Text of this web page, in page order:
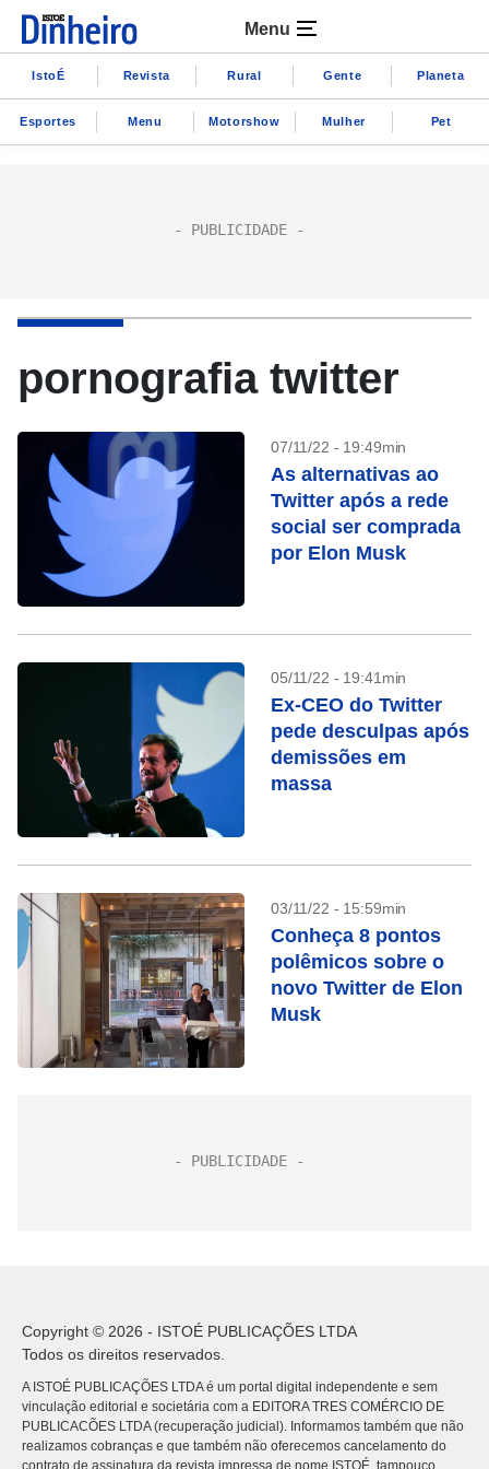
Menu
IstoÉ Revista Rural Gente Planeta
Esportes Menu Motorshow Mulher Pet
pornografia twitter
07/11/22 - 19:49min
As alternativas ao
Twitter após a rede
social ser comprada
por Elon Musk
05/11/22 - 19:41min
Ex-CEO do Twitter
pede desculpas após
demissões em
massa
03/11/22 - 15:59min
Conheça 8 pontos
polêmicos sobre o
novo Twitter de Elon
Musk
Copyright © 2026 - ISTOÉ PUBLICAÇÕES LTDA
Todos os direitos reservados.
A ISTOÉ PUBLICAÇÕES LTDA é um portal digital independente e sem
vinculação editorial e societária com a EDITORA TRES COMÉRCIO DE
PUBLICACÕES LTDA (recuperação judicial). Informamos também que não
realizamos cobranças e que também não oferecemos cancelamento do
contrato de assinatura da revista impressa de nome ISTOÉ, tampouco